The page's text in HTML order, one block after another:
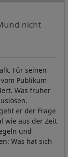
nicht
Für seinen
Publikum
Was früher
er der Frage
wie aus der Zeit
und
Was hat sich